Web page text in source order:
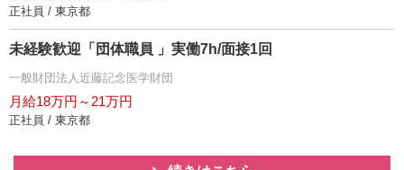
正社員 / 東京都
未経験歓迎「団体職員 」実働7h/面接1回
一般財団法人近藤記念医学財団
月給18万円～21万円
正社員 / 東京都